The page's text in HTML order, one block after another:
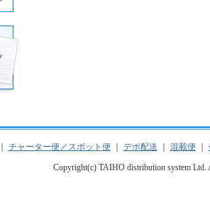
チャーター便／スポット便 デポ配送 混載便
Copyright(c) TAIHO distribution system Ltd.